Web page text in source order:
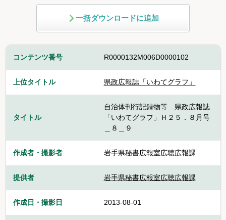
一括ダウンロードに追加
コンテンツ番号 R0000132M006D0000102
上位タイトル 県政広報誌「いわてグラフ」
タイトル
自治体刊行記録物等 県政広報誌
「いわてグラフ」Ｈ２５．８月号
＿８＿９
作成者・撮影者 岩手県秘書広報室広聴広報課
提供者 岩手県秘書広報室広聴広報課
作成日・撮影日 2013-08-01